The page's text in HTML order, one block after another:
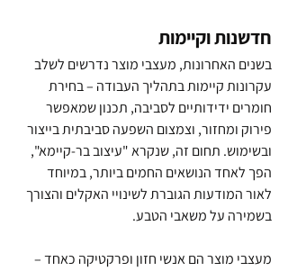
חדשנות וקיימות
בשנים האחרונות, מעצבי מוצר נדרשים לשלב
עקרונות קיימות בתהליך העבודה – בחירת
חומרים ידידותיים לסביבה, תכנון שמאפשר
פירוק ומחזור, וצמצום השפעה סביבתית בייצור
ובשימוש. תחום זה, שנקרא "עיצוב בר-קיימא",
הפך לאחד הנושאים החמים ביותר, במיוחד
לאור המודעות הגוברת לשינויי האקלים והצורך
בשמירה על משאבי הטבע.
מעצבי מוצר הם אנשי חזון ופרקטיקה כאחד –